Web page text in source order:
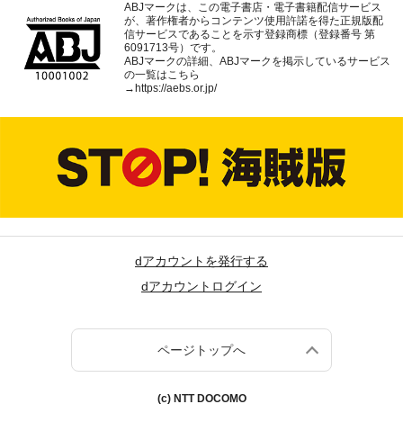
ABJマークは、この電子書店・電子書籍配信サービス
が、著作権者からコンテンツ使用許諾を得た正規版配
信サービスであることを示す登録商標（登録番号 第
6091713号）です。
ABJマークの詳細、ABJマークを掲示しているサービス
の一覧はこちら
→ https://aebs.or.jp/
dアカウントを発行する
dアカウントログイン
ページトップへ
(c) NTT DOCOMO